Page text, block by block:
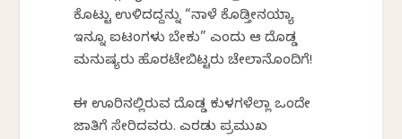
ಕೊಟ್ಟು ಉಳಿದದ್ದನ್ನು “ನಾಳೆ ಕೊಡ್ತೀನಯ್ಯಾ
ಇನ್ನೂ ಐಟಂಗಳು ಬೇಕು” ಎಂದು ಆ ದೊಡ್ಡ
ಮನುಷ್ಯರು ಹೊರಟೇಬಿಟ್ಟರು ಚೇಲಾನೊಂದಿಗೆ!
ಈ ಊರಿನಲ್ಲಿರುವ ದೊಡ್ಡ ಕುಳಗಳೆಲ್ಲಾ ಒಂದೇ
ಜಾತಿಗೆ ಸೇರಿದವರು. ಎರಡು ಪ್ರಮುಖ